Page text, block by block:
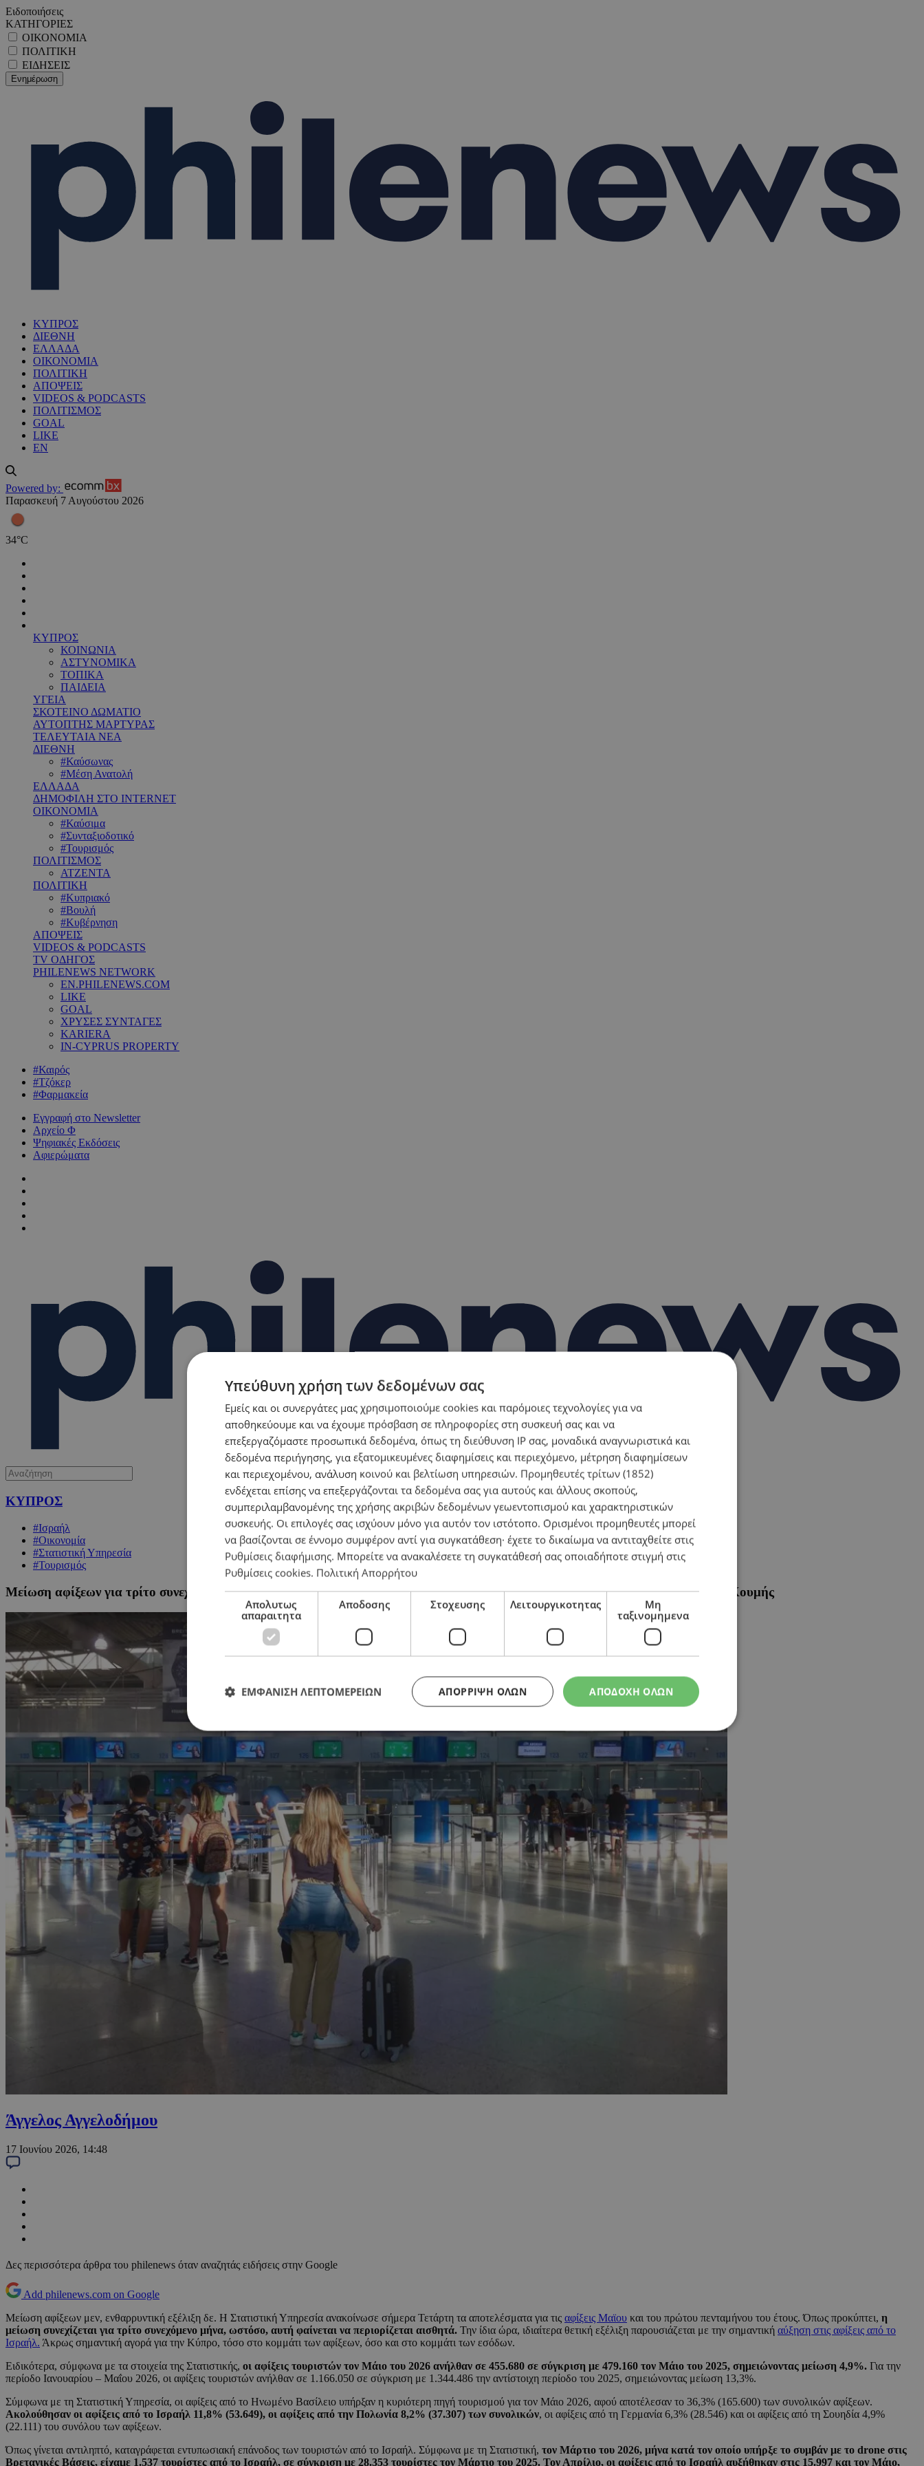
Ειδοποιήσεις
ΚΑΤΗΓΟΡΙΕΣ
ΟΙΚΟΝΟΜΙΑ
ΠΟΛΙΤΙΚΗ
ΕΙΔΗΣΕΙΣ
ΚΥΠΡΟΣ
ΔΙΕΘΝΗ
ΕΛΛΑΔΑ
ΟΙΚΟΝΟΜΙΑ
ΠΟΛΙΤΙΚΗ
ΑΠΟΨΕΙΣ
VIDEOS & PODCASTS
ΠΟΛΙΤΙΣΜΟΣ
GOAL
LIKE
EN
Powered by:
Παρασκευή 7 Αυγούστου 2026
34°C
ΚΥΠΡΟΣ
ΚΟΙΝΩΝΙΑ
ΑΣΤΥΝΟΜΙΚΑ
ΤΟΠΙΚΑ
ΠΑΙΔΕΙΑ
ΥΓΕΙΑ
ΣΚΟΤΕΙΝΟ ΔΩΜΑΤΙΟ
ΑΥΤΟΠΤΗΣ ΜΑΡΤΥΡΑΣ
ΤΕΛΕΥΤΑΙΑ ΝΕΑ
ΔΙΕΘΝΗ
#Καύσωνας
#Μέση Ανατολή
ΕΛΛΑΔΑ
ΔΗΜΟΦΙΛΗ ΣΤΟ INTERNET
ΟΙΚΟΝΟΜΙΑ
#Καύσιμα
#Συνταξιοδοτικό
#Τουρισμός
ΠΟΛΙΤΙΣΜΟΣ
ΑΤΖΕΝΤΑ
ΠΟΛΙΤΙΚΗ
#Κυπριακό
#Βουλή
#Κυβέρνηση
ΑΠΟΨΕΙΣ
VIDEOS & PODCASTS
TV ΟΔΗΓΟΣ
PHILENEWS NETWORK
EN.PHILENEWS.COM
LIKE
GOAL
ΧΡΥΣΕΣ ΣΥΝΤΑΓΕΣ
KARIERA
IN-CYPRUS PROPERTY
#Καιρός
#Τζόκερ
#Φαρμακεία
Εγγραφή στο Newsletter
Αρχείο Φ
Ψηφιακές Εκδόσεις
Αφιερώματα
ΚΥΠΡΟΣ
#Ισραήλ
#Οικονομία
#Στατιστική Υπηρεσία
#Τουρισμός
Μείωση αφίξεων για τρίτο συνεχόμενο μήνα, αλλά με εντυπωσιακή επάνοδο Ισραηλινών – Για σταδιακή ανάκαμψη κάνει λόγο ο Κουμής
Άγγελος Αγγελοδήμου
17 Ιουνίου 2026, 14:48
Δες περισσότερα άρθρα του philenews όταν αναζητάς ειδήσεις στην Google
Add philenews.com on Google
Μείωση αφίξεων μεν, ενθαρρυντική εξέλιξη δε. Η Στατιστική Υπηρεσία ανακοίνωσε σήμερα Τετάρτη τα αποτελέσματα για τις αφίξεις Μαϊου και του πρώτου πενταμήνου του έτους. Όπως προκύπτει, η
μείωση συνεχίζεται για τρίτο συνεχόμενο μήνα, ωστόσο, αυτή φαίνεται να περιορίζεται αισθητά. Την ίδια ώρα, ιδιαίτερα θετική εξέλιξη παρουσιάζεται με την σημαντική αύξηση στις αφίξεις από το
Ισραήλ. Άκρως σημαντική αγορά για την Κύπρο, τόσο στο κομμάτι των αφίξεων, όσο και στο κομμάτι των εσόδων.
Ειδικότερα, σύμφωνα με τα στοιχεία της Στατιστικής, οι αφίξεις τουριστών τον Μάιο του 2026 ανήλθαν σε 455.680 σε σύγκριση με 479.160 τον Μάιο του 2025, σημειώνοντας μείωση 4,9%. Για την
περίοδο Ιανουαρίου – Μαΐου 2026, οι αφίξεις τουριστών ανήλθαν σε 1.166.050 σε σύγκριση με 1.344.486 την αντίστοιχη περίοδο του 2025, σημειώνοντας μείωση 13,3%.
Σύμφωνα με τη Στατιστική Υπηρεσία, οι αφίξεις από το Ηνωμένο Βασίλειο υπήρξαν η κυριότερη πηγή τουρισμού για τον Μάιο 2026, αφού αποτέλεσαν το 36,3% (165.600) των συνολικών αφίξεων.
Ακολούθησαν οι αφίξεις από το Ισραήλ 11,8% (53.649), οι αφίξεις από την Πολωνία 8,2% (37.307) των συνολικών, οι αφίξεις από τη Γερμανία 6,3% (28.546) και οι αφίξεις από τη Σουηδία 4,9%
(22.111) του συνόλου των αφίξεων.
Όπως γίνεται αντιληπτό, καταγράφεται εντυπωσιακή επάνοδος των τουριστών από το Ισραήλ. Σύμφωνα με τη Στατιστική, τον Μάρτιο του 2026, μήνα κατά τον οποίο υπήρξε το συμβάν με το drone στις
Βρετανικές Βάσεις, είχαμε 1.537 τουρίστες από το Ισραήλ, σε σύγκριση με 28.353 τουρίστες τον Μάρτιο του 2025. Τον Απρίλιο, οι αφίξεις από το Ισραήλ αυξήθηκαν στις 15.997 και τον Μάιο,
Υπεύθυνη χρήση των δεδομένων σας
Εμείς και οι συνεργάτες μας χρησιμοποιούμε cookies και παρόμοιες τεχνολογίες για να
αποθηκεύουμε και να έχουμε πρόσβαση σε πληροφορίες στη συσκευή σας και να
επεξεργαζόμαστε προσωπικά δεδομένα, όπως τη διεύθυνση IP σας, μοναδικά αναγνωριστικά και
δεδομένα περιήγησης, για εξατομικευμένες διαφημίσεις και περιεχόμενο, μέτρηση διαφημίσεων
και περιεχομένου, ανάλυση κοινού και βελτίωση υπηρεσιών. Προμηθευτές τρίτων (1852)
ενδέχεται επίσης να επεξεργάζονται τα δεδομένα σας για αυτούς και άλλους σκοπούς,
συμπεριλαμβανομένης της χρήσης ακριβών δεδομένων γεωεντοπισμού και χαρακτηριστικών
συσκευής. Οι επιλογές σας ισχύουν μόνο για αυτόν τον ιστότοπο. Ορισμένοι προμηθευτές μπορεί
να βασίζονται σε έννομο συμφέρον αντί για συγκατάθεση· έχετε το δικαίωμα να αντιταχθείτε στις
Ρυθμίσεις διαφήμισης. Μπορείτε να ανακαλέσετε τη συγκατάθεσή σας οποιαδήποτε στιγμή στις
Ρυθμίσεις cookies. Πολιτική Απορρήτου
Απολυτως
απαραιτητα
Αποδοσης Στοχευσης Λειτουργικοτητας
Μη
ταξινομημενα
ΑΠΟΔΟΧΗ ΟΛΩΝ
ΑΠΌΡΡΙΨΗ ΌΛΩΝ
ΕΜΦΑΝΙΣΗ ΛΕΠΤΟΜΕΡΕΙΩΝ